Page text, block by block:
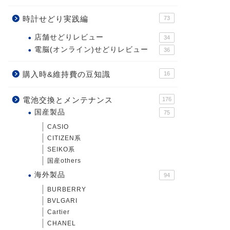
時計せどり実践編 73
店舗せどりレビュー 34
電脳(オンライン)せどりレビュー 36
購入時&維持費の豆知識 16
電池交換とメンテナンス 176
国産製品 75
CASIO
CITIZEN系
SEIKO系
国産others
海外製品 94
BURBERRY
BVLGARI
Cartier
CHANEL